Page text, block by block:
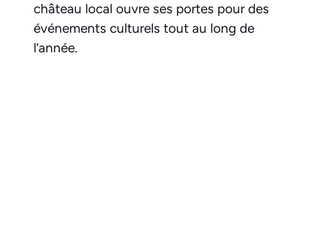
château local ouvre ses portes pour des
événements culturels tout au long de
l’année.